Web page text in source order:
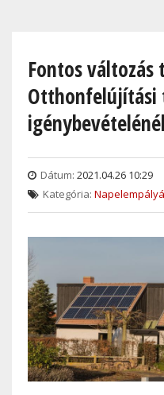
contentFontos változás
Otthonfelújítási
igénybevételénél
Dátum: 2021.04.26 10:29
Kategória: